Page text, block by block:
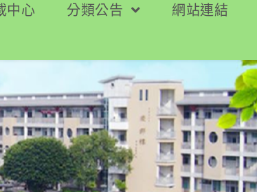
中心 分類公告
網站連結